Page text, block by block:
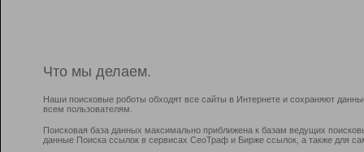
Что мы делаем.
Наши поисковые роботы обходят все сайты в Интернете и сохраняют
всем пользователям.
Поисковая база данных максимально приближена к базам ведущих
данные Поиска ссылок в сервисах СеоТраф и Бирже ссылок, а также для